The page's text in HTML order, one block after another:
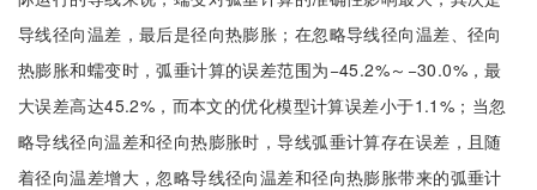
导线径向温差，最后是径向热膨胀；在忽略导线径向温差、径向
热膨胀和蠕变时，弧垂计算的误差范围为−45.2%～−30.0%，最
大误差高达45.2%，而本文的优化模型计算误差小于1.1%；当忽
略导线径向温差和径向热膨胀时，导线弧垂计算存在误差，且随
着径向温差增大，忽略导线径向温差和径向热膨胀带来的弧垂计